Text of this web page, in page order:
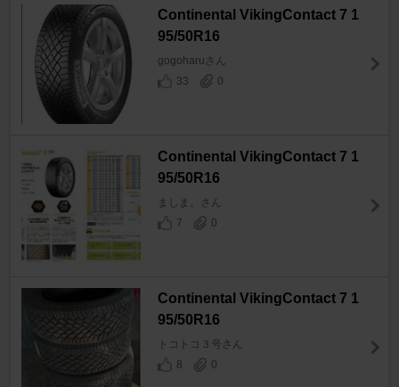
Continental VikingContact 7 1
95/50R16
gogoharuさん
33
0
Continental VikingContact 7 1
95/50R16
ましま。さん
7
0
Continental VikingContact 7 1
95/50R16
トコトコ３号さん
8
0